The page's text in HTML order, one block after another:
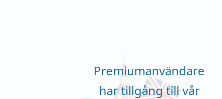
Premiumanvändare
har tillgång till vår